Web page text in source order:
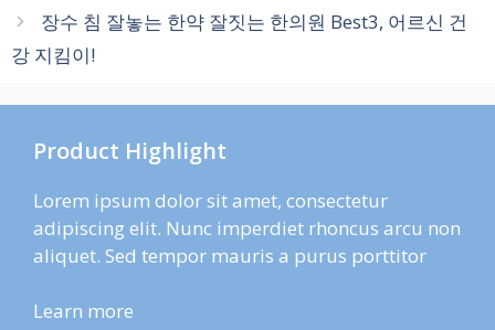
고
리
장수 침 잘놓는 한약 잘짓는 한의원 Best3, 어르신 건
강 지킴이!
Product Highlight
Lorem ipsum dolor sit amet, consectetur
adipiscing elit. Nunc imperdiet rhoncus arcu non
aliquet. Sed tempor mauris a purus porttitor
Learn more